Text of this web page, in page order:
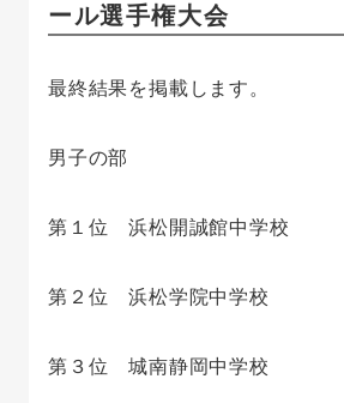
ール選手権大会
最終結果を掲載します。
男子の部
第１位 浜松開誠館中学校
第２位 浜松学院中学校
第３位 城南静岡中学校